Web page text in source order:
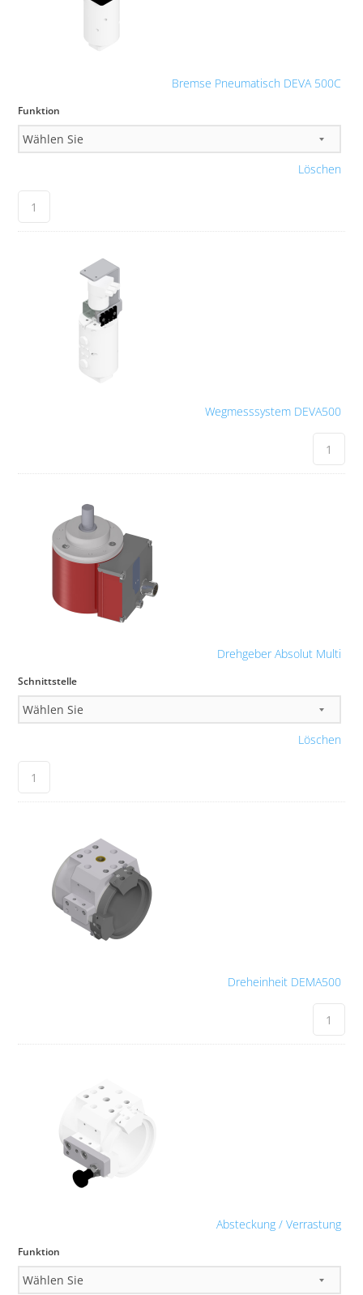
Bremse Pneumatisch DEVA 500C
Funktion
Löschen
Wegmesssystem DEVA500
Drehgeber Absolut Multi
Schnittstelle
Löschen
Dreheinheit DEMA500
Absteckung / Verrastung
Funktion